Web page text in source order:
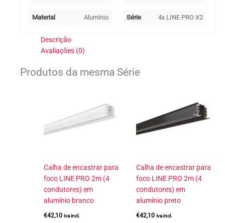
PRO
condutores)
branco
Material Alumínio Série 4x LINE PRO X2
Descrição
Avaliações (0)
Produtos da mesma Série
Calha de encastrar para
foco LINE PRO 2m (4
condutores) em
alumínio branco
€42,10 iva incl.
Calha de encastrar para
foco LINE PRO 2m (4
condutores) em
alumínio preto
€42,10 iva incl.